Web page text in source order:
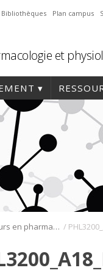
Bibliothèques Plan campus
et
Liste des cours en pharmacologie /